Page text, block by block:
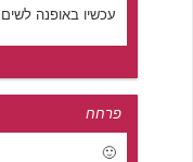
עכשיו באופנה
פרחח
🙂